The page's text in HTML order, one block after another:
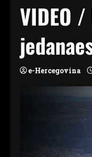
VIDEO
e-Hercegovina